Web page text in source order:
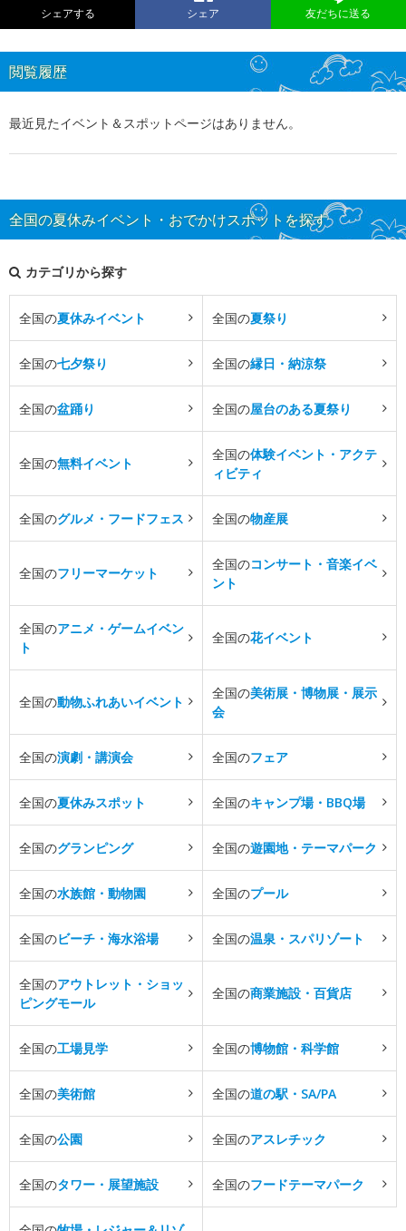
シェアする シェア 友だちに送る
閲覧履歴
最近見たイベント＆スポットページはありません。
全国の夏休みイベント・おでかけスポットを探す
カテゴリから探す
全国の夏休みイベント 全国の夏祭り
全国の七夕祭り 全国の縁日・納涼祭
全国の盆踊り 全国の屋台のある夏祭り
全国の無料イベント
全国の体験イベント・アクテ
ィビティ
全国のグルメ・フードフェス 全国の物産展
全国のフリーマーケット
全国のコンサート・音楽イベ
ント
全国のアニメ・ゲームイベン
ト
全国の花イベント
全国の動物ふれあいイベント
全国の美術展・博物展・展示
会
全国の演劇・講演会 全国のフェア
全国の夏休みスポット 全国のキャンプ場・BBQ場
全国のグランピング 全国の遊園地・テーマパーク
全国の水族館・動物園 全国のプール
全国のビーチ・海水浴場 全国の温泉・スパリゾート
全国のアウトレット・ショッ
ピングモール
全国の商業施設・百貨店
全国の工場見学 全国の博物館・科学館
全国の美術館 全国の道の駅・SA/PA
全国の公園 全国のアスレチック
全国のタワー・展望施設 全国のフードテーマパーク